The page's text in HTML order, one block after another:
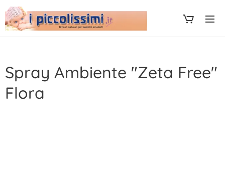
Spray Ambiente "Zeta Free"
Flora